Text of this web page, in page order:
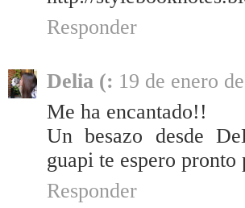
Responder
Delia (: 19 de enero
Me ha encantado!!
Un besazo desde
guapi te espero
Responder